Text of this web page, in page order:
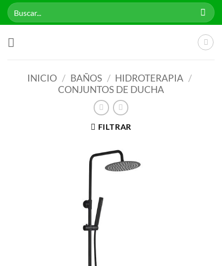
Saltar
Buscar
por:
INICIO / BAÑOS / HIDROTERAPIA /
CONJUNTOS DE DUCHA
FILTRAR